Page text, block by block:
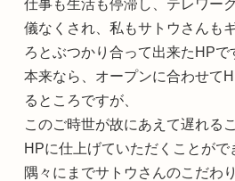
仕事も生活も停滞し、テレワー
儀なくされ、私もサトウさんも
ろとぶつかり合って出来たHPで
本来なら、オープンに合わせて
るところですが、
このご時世が故にあえて遅れる
HPに仕上げていただくことがで
隅々にまでサトウさんのこだわ